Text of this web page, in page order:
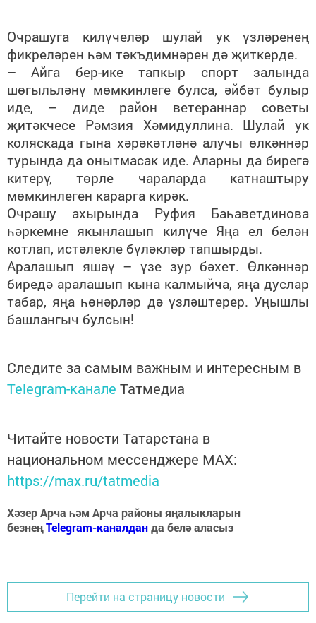
Очрашуга килүчеләр шулай ук үзләренең
фикреләрен һәм тәкъдимнәрен дә җиткерде.
– Айга бер-ике тапкыр спорт залында
шөгыльләнү мөмкинлеге булса, әйбәт булыр
иде, – диде район ветераннар советы
җитәкчесе Рәмзия Хәмидуллина. Шулай ук
коляскада гына хәрәкәтләнә алучы өлкәннәр
турында да онытмасак иде. Аларны да бирегә
китерү, төрле чараларда катнаштыру
мөмкинлеген карарга кирәк.
Очрашу ахырында Руфия Баһаветдинова
һәркемне якынлашып килүче Яңа ел белән
котлап, истәлекле бүләкләр тапшырды.
Аралашып яшәү – үзе зур бәхет. Өлкәннәр
биредә аралашып кына калмыйча, яңа дуслар
табар, яңа һөнәрләр дә үзләштерер. Уңышлы
башлангыч булсын!
Следите за самым важным и интересным в
Telegram-канале Татмедиа
Читайте новости Татарстана в
национальном мессенджере MАХ:
https://max.ru/tatmedia
Хәзер Арча һәм Арча районы яңалыкларын
безнеңTelegram-каналданда белә аласыз
Перейти на страницу новости